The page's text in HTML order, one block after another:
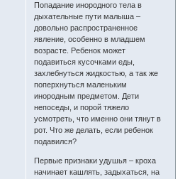
Попадание инородного тела в
дыхательные пути малыша –
довольно распространенное
явление, особенно в младшем
возрасте. Ребенок может
подавиться кусочками еды,
захлебнуться жидкостью, а так же
поперхнуться маленьким
инородным предметом. Дети
непоседы, и порой тяжело
усмотреть, что именно они тянут в
рот. Что же делать, если ребенок
подавился?
Первые признаки удушья – кроха
начинает кашлять, задыхаться, на